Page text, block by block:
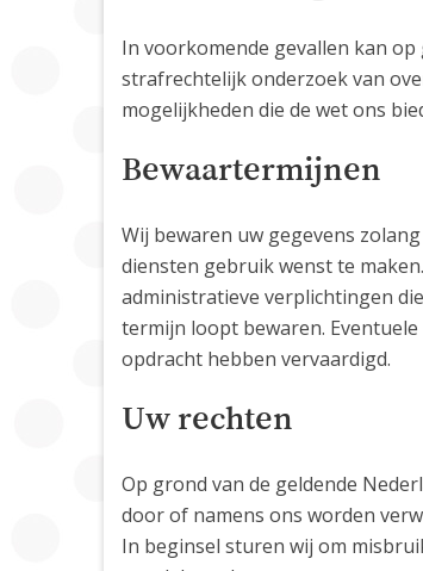
In voorkomende gevallen kan
strafrechtelijk onderzoek van
mogelijkheden die de wet ons
Bewaartermijnen
Wij bewaren uw gegevens
diensten gebruik wenst te
administratieve verplichtingen
termijn loopt bewaren.
opdracht hebben vervaardigd.
Uw rechten
Op grond van de geldende
door of namens ons worden
In beginsel sturen wij om